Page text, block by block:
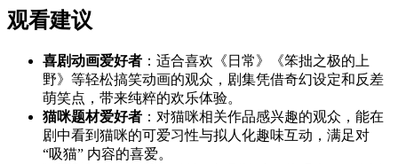
观看建议
喜剧动画爱好者 ：适合喜欢《日常》《笨拙之极的上
野》等轻松搞笑动画的观众，剧集凭借奇幻设定和反差
萌笑点，带来纯粹的欢乐体验。
猫咪题材爱好者 ：对猫咪相关作品感兴趣的观众，能在
剧中看到猫咪的可爱习性与拟人化趣味互动，满足对
“吸猫” 内容的喜爱。